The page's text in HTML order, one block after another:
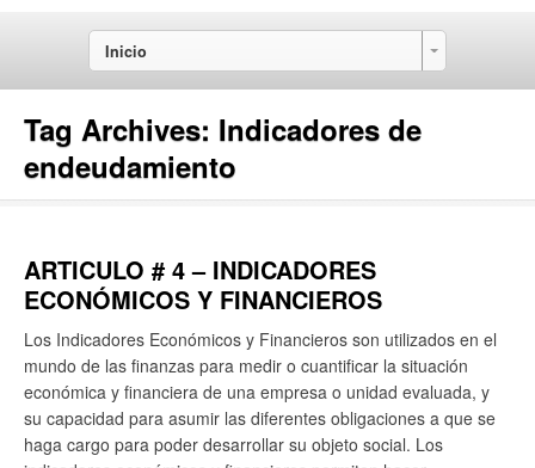
Inicio
Tag Archives: Indicadores de
endeudamiento
ARTICULO # 4 – INDICADORES
ECONÓMICOS Y FINANCIEROS
Los Indicadores Económicos y Financieros son utilizados en el
mundo de las finanzas para medir o cuantificar la situación
económica y financiera de una empresa o unidad evaluada, y
su capacidad para asumir las diferentes obligaciones a que se
haga cargo para poder desarrollar su objeto social. Los